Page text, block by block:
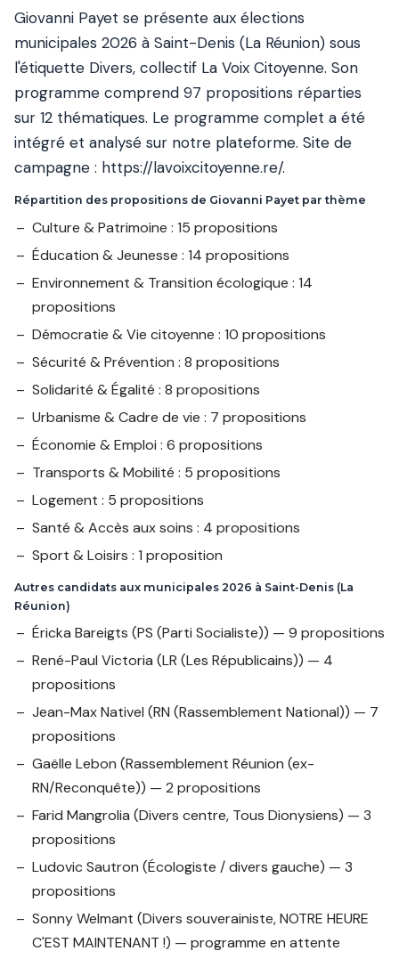
Giovanni Payet se présente aux élections
municipales 2026 à Saint-Denis (La Réunion) sous
l'étiquette Divers, collectif La Voix Citoyenne. Son
programme comprend 97 propositions réparties
sur 12 thématiques. Le programme complet a été
intégré et analysé sur notre plateforme. Site de
campagne : https://lavoixcitoyenne.re/.
Répartition des propositions de Giovanni Payet par thème
Culture & Patrimoine : 15 propositions
Éducation & Jeunesse : 14 propositions
Environnement & Transition écologique : 14
propositions
Démocratie & Vie citoyenne : 10 propositions
Sécurité & Prévention : 8 propositions
Solidarité & Égalité : 8 propositions
Urbanisme & Cadre de vie : 7 propositions
Économie & Emploi : 6 propositions
Transports & Mobilité : 5 propositions
Logement : 5 propositions
Santé & Accès aux soins : 4 propositions
Sport & Loisirs : 1 proposition
Autres candidats aux municipales 2026 à Saint-Denis (La
Réunion)
Éricka Bareigts (PS (Parti Socialiste)) — 9 propositions
René-Paul Victoria (LR (Les Républicains)) — 4
propositions
Jean-Max Nativel (RN (Rassemblement National)) — 7
propositions
Gaëlle Lebon (Rassemblement Réunion (ex-
RN/Reconquête)) — 2 propositions
Farid Mangrolia (Divers centre, Tous Dionysiens) — 3
propositions
Ludovic Sautron (Écologiste / divers gauche) — 3
propositions
Sonny Welmant (Divers souverainiste, NOTRE HEURE
C'EST MAINTENANT !) — programme en attente